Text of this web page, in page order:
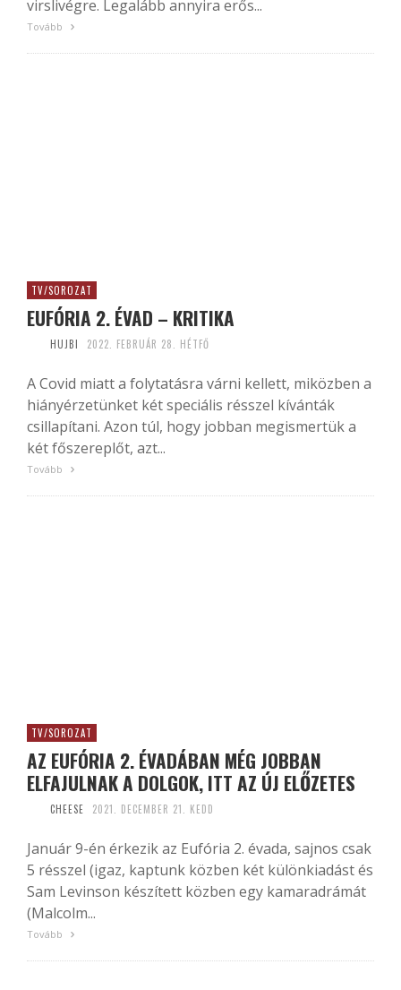
virslivégre. Legalább annyira erős...
Tovább
TV/SOROZAT
EUFÓRIA 2. ÉVAD – KRITIKA
HUJBI 2022. FEBRUÁR 28. HÉTFŐ
A Covid miatt a folytatásra várni kellett, miközben a
hiányérzetünket két speciális résszel kívánták
csillapítani. Azon túl, hogy jobban megismertük a
két főszereplőt, azt...
Tovább
TV/SOROZAT
AZ EUFÓRIA 2. ÉVADÁBAN MÉG JOBBAN
ELFAJULNAK A DOLGOK, ITT AZ ÚJ ELŐZETES
CHEESE 2021. DECEMBER 21. KEDD
Január 9-én érkezik az Eufória 2. évada, sajnos csak
5 résszel (igaz, kaptunk közben két különkiadást és
Sam Levinson készített közben egy kamaradrámát
(Malcolm...
Tovább